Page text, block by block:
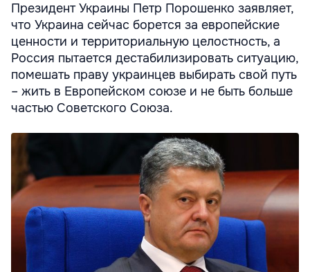
Президент Украины Петр Порошенко заявляет,
что Украина сейчас борется за европейские
ценности и территориальную целостность, а
Россия пытается дестабилизировать ситуацию,
помешать праву украинцев выбирать свой путь
– жить в Европейском союзе и не быть больше
частью Советского Союза.